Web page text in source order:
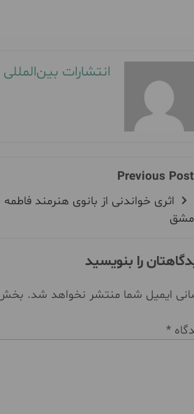
انتشارات
Previous Post
اثری خواندنی از بانوی هنرمند
مشق
را بنویسید
ایمیل شما منتشر نخواهد شد.
*